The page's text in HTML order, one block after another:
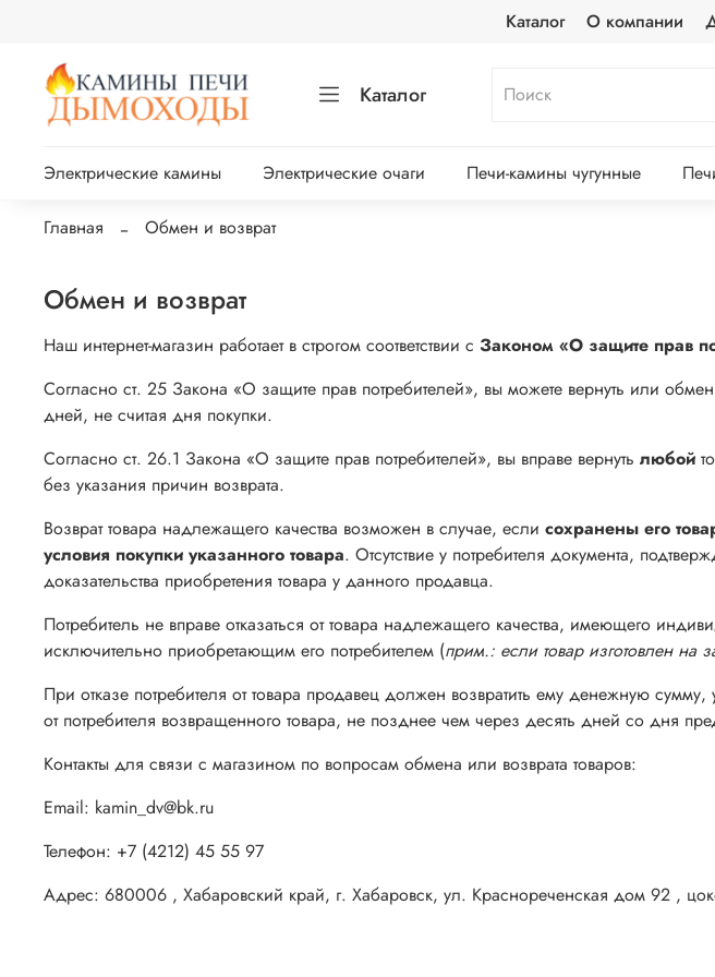
Каталог О компании
Каталог
Электрические камины Электрические очаги Печи-камины чугунные
Главная Обмен и возврат
Обмен и возврат
Наш интернет-магазин работает в строгом соответствии с Законом «О защите прав
Согласно ст. 25 Закона «О защите прав потребителей», вы можете вернуть или
дней, не считая дня покупки.
Согласно ст. 26.1 Закона «О защите прав потребителей», вы вправе вернуть любой
без указания причин возврата.
Возврат товара надлежащего качества возможен в случае, если сохранены его
условия покупки указанного товара. Отсутствие у потребителя документа,
доказательства приобретения товара у данного продавца.
Потребитель не вправе отказаться от товара надлежащего качества, имеющего
исключительно приобретающим его потребителем (прим.: если товар изготовлен на
При отказе потребителя от товара продавец должен возвратить ему денежную
от потребителя возвращенного товара, не позднее чем через десять дней со дня
Контакты для связи с магазином по вопросам обмена или возврата товаров:
Email: kamin_dv@bk.ru
Телефон: +7 (4212) 45 55 97
Адрес: 680006 , Хабаровский край, г. Хабаровск, ул. Краснореченская дом 92 ,